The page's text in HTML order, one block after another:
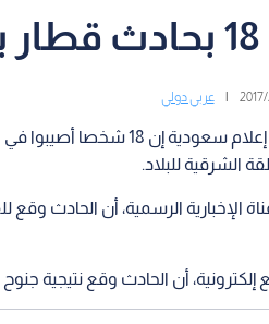
عربي دولي
قالت وسائل إعلام
الشرقية للبلاد.
أن الحادث وقع نتيجية